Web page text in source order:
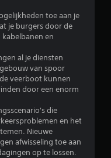
e
toe aan je
je burgers door de
en
al je diensten
van spoor
veerboot kunnen
door een enorm
die
en het
Nieuwe
afwisseling toe aan
op te lossen.